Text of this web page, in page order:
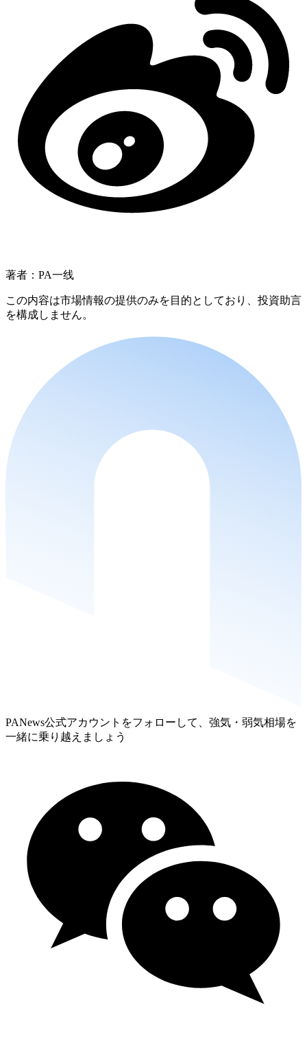
著者：PA一线
この内容は市場情報の提供のみを目的としており、投資助言
を構成しません。
PANews公式アカウントをフォローして、強気・弱気相場を
一緒に乗り越えましょう